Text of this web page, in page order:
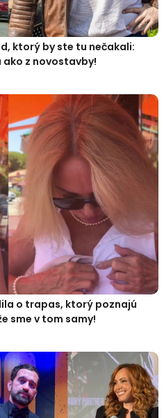
ktorý by ste tu nečakali:
ako z novostavby!
o trapas, ktorý poznajú
sme v tom samy!